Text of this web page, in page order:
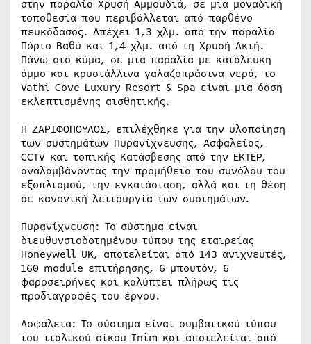
στην παραλία Χρυσή Αμμουδιά, σε μια μοναδική
τοποθεσία που περιβάλλεται από παρθένο
πευκόδασος. Απέχει 1,3 χλμ. από την παραλία
Πόρτο Βαθύ και 1,4 χλμ. από τη Χρυσή Ακτή.
Πάνω στο κύμα, σε μια παραλία με κατάλευκη
άμμο και κρυστάλλινα γαλαζοπράσινα νερά, τo
Vathi Cove Luxury Resort & Spa είναι μια όαση
εκλεπτισμένης αισθητικής.
Η ΖΑΡΙΦΟΠΟΥΛΟΣ, επιλέχθηκε για την υλοποίηση
των συστημάτων Πυρανίχνευσης, Ασφαλείας,
CCTV και τοπικής Κατάσβεσης από την ΕΚΤΕΡ,
αναλαμβάνοντας την προμήθεια του συνόλου του
εξοπλισμού, την εγκατάσταση, αλλά και τη θέση
σε κανονική λειτουργία των συστημάτων.
Πυρανίχνευση: Το σύστημα είναι
διευθυνσιοδοτημένου τύπου της εταιρείας
Honeywell UK, αποτελείται από 143 ανιχνευτές,
160 module επιτήρησης, 6 μπουτόν, 6
φαροσειρήνες και καλύπτει πλήρως τις
προδιαγραφές του έργου.
Ασφάλεια: Το σύστημα είναι συμβατικού τύπου
του ιταλικού οίκου Inim και αποτελείται από